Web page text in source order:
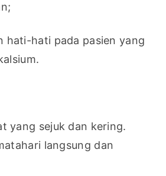
hati-hati pada pasien yang
yang sejuk dan kering.
langsung dan